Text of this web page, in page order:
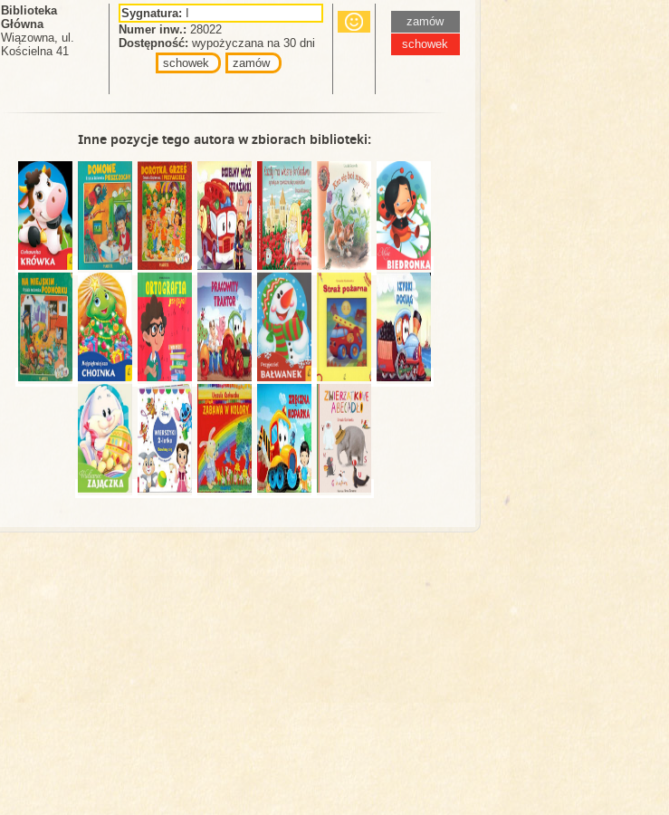
Biblioteka
Główna
Wiązowna, ul.
Kościelna 41
Sygnatura:
Numer inw.: 28022
Dostępność: wypożyczana na 30 dni
schowek
zamów
zamów
schowek
Inne pozycje tego autora w zbiorach biblioteki: